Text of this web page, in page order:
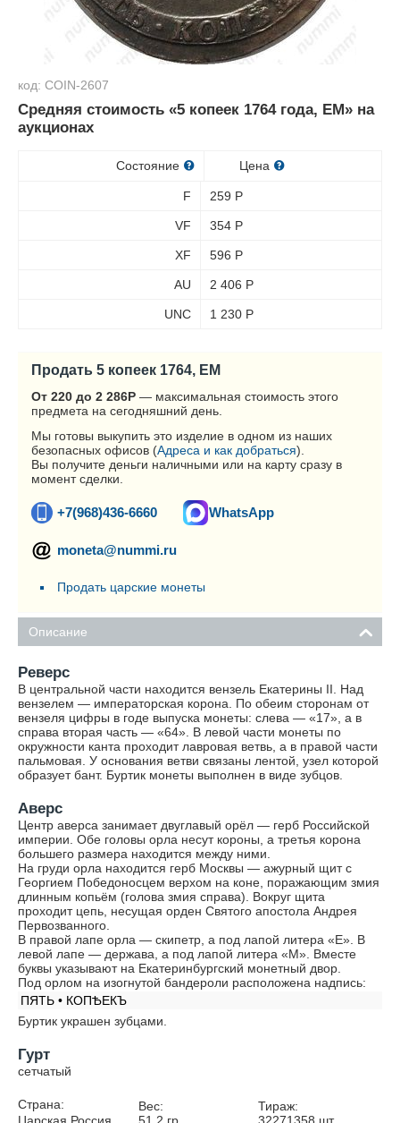
код: COIN-2607
Средняя стоимость «5 копеек 1764 года, ЕМ» на
аукционах
Состояние Цена
F 259 Р
VF 354 Р
XF 596 Р
AU 2 406 Р
UNC 1 230 Р
Продать 5 копеек 1764, ЕМ
От 220 до 2 286Р — максимальная стоимость этого
предмета на сегодняшний день.
Мы готовы выкупить это изделие в одном из наших
безопасных офисов (Адреса и как добраться).
Вы получите деньги наличными или на карту сразу в
момент сделки.
+7(968)436-6660 WhatsApp
moneta@nummi.ru
Продать царские монеты
Описание
Реверс
В центральной части находится вензель Екатерины II. Над
вензелем — императорская корона. По обеим сторонам от
вензеля цифры в годе выпуска монеты: слева — «17», а в
справа вторая часть — «64». В левой части монеты по
окружности канта проходит лавровая ветвь, а в правой части
пальмовая. У основания ветви связаны лентой, узел которой
образует бант. Буртик монеты выполнен в виде зубцов.
Аверс
Центр аверса занимает двуглавый орёл — герб Российской
империи. Обе головы орла несут короны, а третья корона
большего размера находится между ними.
На груди орла находится герб Москвы — ажурный щит с
Георгием Победоносцем верхом на коне, поражающим змия
длинным копьём (голова змия справа). Вокруг щита
проходит цепь, несущая орден Святого апостола Андрея
Первозванного.
В правой лапе орла — скипетр, а под лапой литера «Е». В
левой лапе — держава, а под лапой литера «М». Вместе
буквы указывают на Екатеринбургский монетный двор.
Под орлом на изогнутой бандероли расположена надпись:
ПЯТЬ • КОПѢЕКЪ
Буртик украшен зубцами.
Гурт
сетчатый
Страна:
Вес:
Тираж: